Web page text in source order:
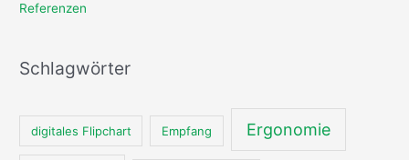
Referenzen
Schlagwörter
digitales Flipchart Empfang Ergonomie